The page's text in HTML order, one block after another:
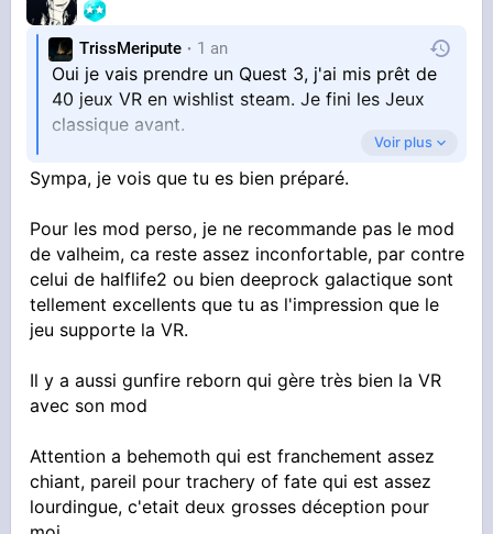
TrissMeripute 1 an
Oui je vais prendre un Quest 3, j'ai mis prêt de
40 jeux VR en wishlist steam. Je fini les Jeux
classique avant.
Sans parler des jeux exclusif Meta et ou des
jeux comme Valheim qui on un mod VR non
officiel.
Voir plus
Sympa, je vois que tu es bien préparé.
Pour les mod perso, je ne recommande pas le mod
de valheim, ca reste assez inconfortable, par contre
celui de halflife2 ou bien deeprock galactique sont
tellement excellents que tu as l'impression que le
jeu supporte la VR.
Il y a aussi gunfire reborn qui gère très bien la VR
avec son mod
Attention a behemoth qui est franchement assez
chiant, pareil pour trachery of fate qui est assez
lourdingue, c'etait deux grosses déception pour